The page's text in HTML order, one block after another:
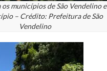
os municípios de São Vendelino e
– Crédito: Prefeitura de São
Vendelino